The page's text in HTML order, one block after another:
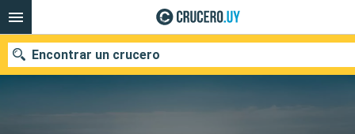
Encontrar un crucero